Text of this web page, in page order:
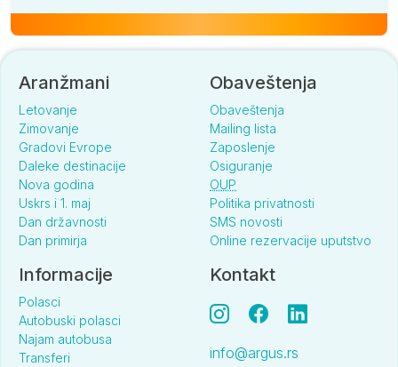
Aranžmani
Letovanje
Zimovanje
Gradovi Evrope
Daleke destinacije
Nova godina
Uskrs i 1. maj
Dan državnosti
Dan primirja
Obaveštenja
Obaveštenja
Mailing lista
Zaposlenje
Osiguranje
OUP
Politika privatnosti
SMS novosti
Online rezervacije uputstvo
Informacije
Polasci
Autobuski polasci
Najam autobusa
Transferi
Kontakt
info@argus.rs